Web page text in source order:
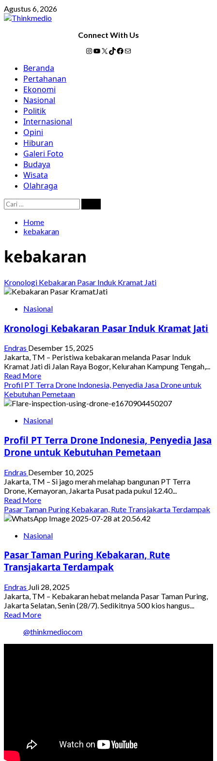
Skip
to
Agustus 6, 2026
Connect With Us
Instagram
YouTube
X TikTok
Facebook
Mail
Primary
Menu
Beranda
Pertahanan
Ekonomi
Nasional
Politik
Internasional
Opini
Hiburan
Galeri Foto
Budaya
Wisata
Olahraga
Cari
untuk:
Home
kebakaran
kebakaran
Kronologi Kebakaran Pasar Induk Kramat Jati
Nasional
Kronologi Kebakaran Pasar Induk Kramat Jati
Endras Desember 15, 2025
Jakarta, TM – Peristiwa kebakaran melanda Pasar Induk
Kramat Jati di Jalan Raya Bogor, Kelurahan Kampung Tengah,...
Read MoreRead
more
about
Kronologi
Pasar
Kramat
Jati
Profil PT Terra Drone Indonesia, Penyedia Jasa Drone untuk
Kebutuhan Pemetaan
Nasional
Profil PT Terra Drone Indonesia, Penyedia Jasa
Drone untuk Kebutuhan Pemetaan
Endras Desember 10, 2025
Jakarta, TM – Si jago merah melahap bangunan PT Terra
Drone, Kemayoran, Jakarta Pusat pada pukul 12.40...
Read MoreRead
more
about
PT
Drone
Indonesia,
Penyedia
Drone
untuk
Kebutuhan
Pemetaan
Pasar Taman Puring Kebakaran, Rute Transjakarta Terdampak
Nasional
Pasar Taman Puring Kebakaran, Rute
Transjakarta Terdampak
Endras Juli 28, 2025
Jakarta, TM – Kebakaran hebat melanda Pasar Taman Puring,
Jakarta Selatan, Senin (28/7). Sedikitnya 500 kios hangus...
Read MoreRead
about
Pasar
@thinkmediocom